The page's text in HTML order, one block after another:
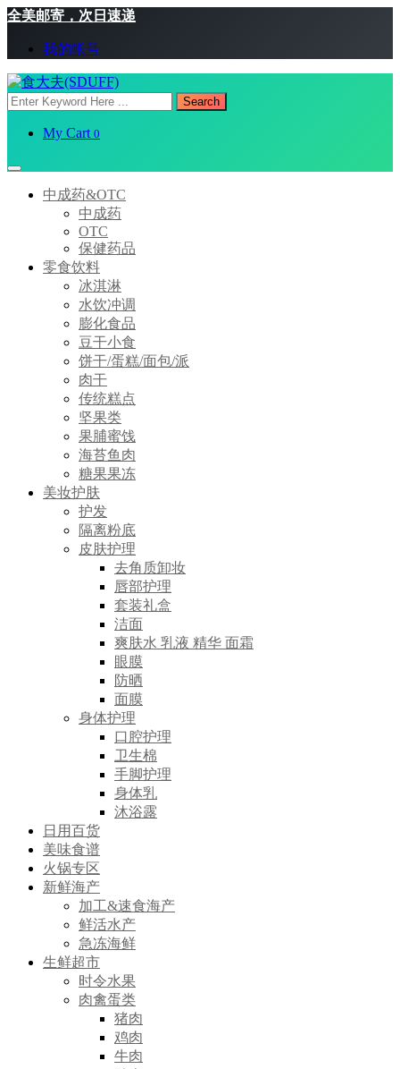
全美邮寄，次日速递
我的帐号
Search
My Cart 0
中成药&OTC
中成药
OTC
保健药品
零食饮料
冰淇淋
水饮冲调
膨化食品
豆干小食
饼干/蛋糕/面包/派
肉干
传统糕点
坚果类
果脯蜜饯
海苔鱼肉
糖果果冻
美妆护肤
护发
隔离粉底
皮肤护理
去角质卸妆
唇部护理
套装礼盒
洁面
爽肤水 乳液 精华 面霜
眼膜
防晒
面膜
身体护理
口腔护理
卫生棉
手脚护理
身体乳
沐浴露
日用百货
美味食谱
火锅专区
新鲜海产
加工&速食海产
鲜活水产
急冻海鲜
生鲜超市
时令水果
肉禽蛋类
猪肉
鸡肉
牛肉